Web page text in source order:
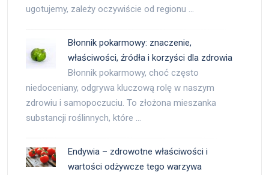
ugotujemy, zależy oczywiście od regionu …
Błonnik pokarmowy: znaczenie,
właściwości, źródła i korzyści dla zdrowia
Błonnik pokarmowy, choć często
niedoceniany, odgrywa kluczową rolę w naszym
zdrowiu i samopoczuciu. To złożona mieszanka
substancji roślinnych, które …
Endywia – zdrowotne właściwości i
wartości odżywcze tego warzywa